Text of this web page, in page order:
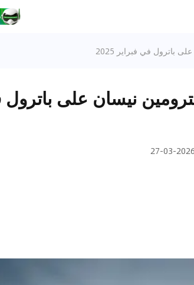
في فبراير 2025
نيسان على باترول
2026-03-27